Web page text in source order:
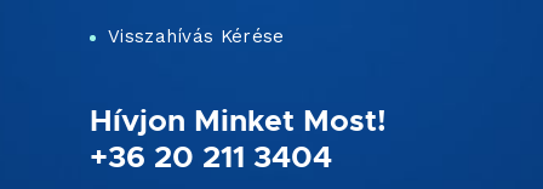
Visszahívás Kérése
Hívjon Minket Most!
+36 20 211 3404